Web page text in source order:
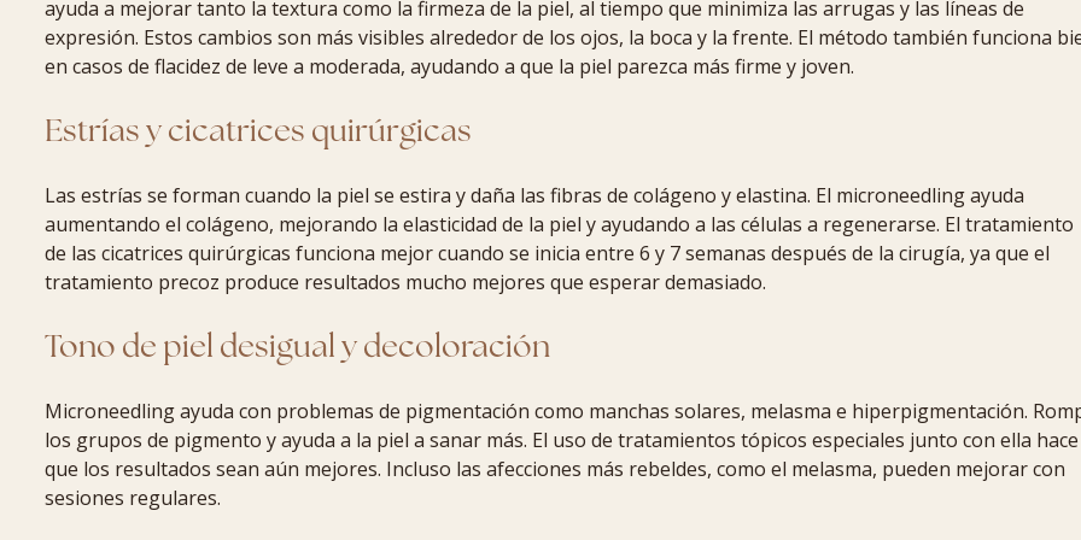
ayuda a mejorar tanto la textura como la firmeza de la piel, al tiempo que minimiza las arrugas y las líneas de
expresión. Estos cambios son más visibles alrededor de los ojos, la boca y la frente. El método también funciona
en casos de flacidez de leve a moderada, ayudando a que la piel parezca más firme y joven.
Estrías y cicatrices quirúrgicas
Las estrías se forman cuando la piel se estira y daña las fibras de colágeno y elastina. El microneedling ayuda
aumentando el colágeno, mejorando la elasticidad de la piel y ayudando a las células a regenerarse. El tratamiento
de las cicatrices quirúrgicas funciona mejor cuando se inicia entre 6 y 7 semanas después de la cirugía, ya que el
tratamiento precoz produce resultados mucho mejores que esperar demasiado.
Tono de piel desigual y decoloración
Microneedling ayuda con problemas de pigmentación como manchas solares, melasma e hiperpigmentación.
los grupos de pigmento y ayuda a la piel a sanar más. El uso de tratamientos tópicos especiales junto con ella hace
que los resultados sean aún mejores. Incluso las afecciones más rebeldes, como el melasma, pueden mejorar con
sesiones regulares.